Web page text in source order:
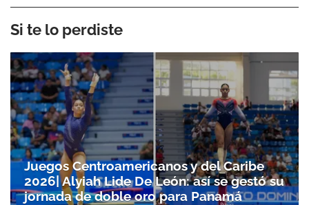
Si te lo perdiste
Juegos Centroamericanos y del Caribe
2026| Alyiah Lide De León: así se gestó su
jornada de doble oro para Panamá